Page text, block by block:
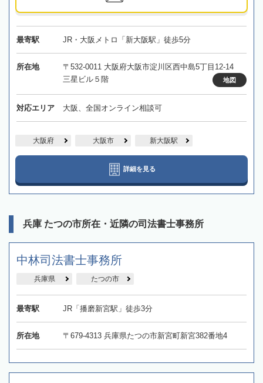
最寄駅 JR・大阪メトロ「新大阪駅」徒歩5分
所在地
〒532-0011 大阪府大阪市淀川区西中島5丁目12-14
三星ビル５階
地図
対応エリア 大阪、全国オンライン相談可
大阪府 大阪市 新大阪駅
詳細を見る
兵庫 たつの市所在・近隣の司法書士事務所
中林司法書士事務所
兵庫県 たつの市
最寄駅 JR「播磨新宮駅」徒歩3分
所在地 〒679-4313 兵庫県たつの市新宮町新宮382番地4